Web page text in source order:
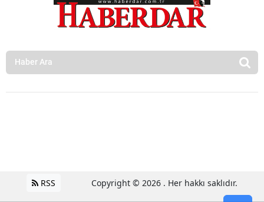
RSS Copyright © 2026 . Her hakkı saklıdır.